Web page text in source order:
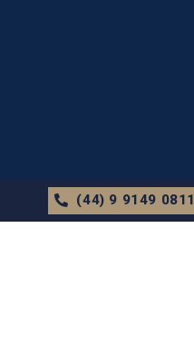
(44) 9 9149 0811